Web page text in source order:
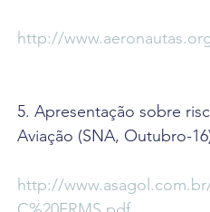
http://
5. Apresentação sobre
Aviação (SNA, Outubro-
http://